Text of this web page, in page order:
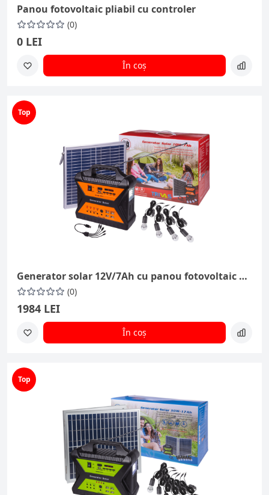
Panou fotovoltaic pliabil cu controler
(0)
0 LEI
În coș
Top
Generator solar 12V/7Ah cu panou fotovoltaic 10W
(0)
1984 LEI
În coș
Top